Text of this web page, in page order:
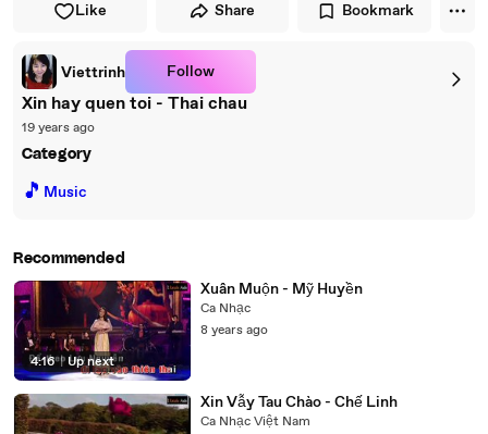
Like Share Bookmark
Viettrinh Follow
Xin hay quen toi - Thai chau
19 years ago
Category
🎵 Music
Recommended
4:16 | Up next
Xuân Muộn - Mỹ Huyền
Ca Nhạc
8 years ago
Xin Vẫy Tau Chào - Chế Linh
Ca Nhạc Việt Nam